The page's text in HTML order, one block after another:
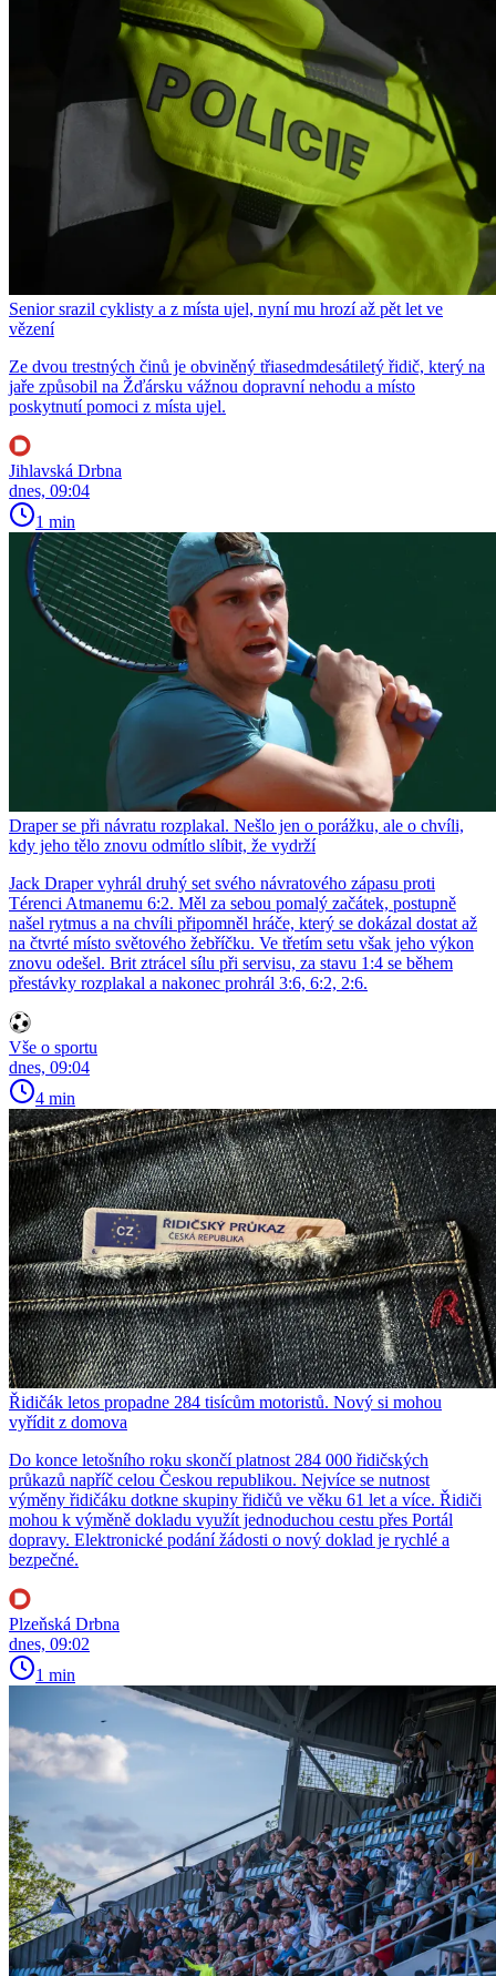
Senior srazil cyklisty a z místa ujel, nyní mu hrozí až pět let ve
vězení
Ze dvou trestných činů je obviněný třiasedmdesátiletý řidič, který na
jaře způsobil na Žďársku vážnou dopravní nehodu a místo
poskytnutí pomoci z místa ujel.
Jihlavská Drbna
dnes, 09:04
1 min
Draper se při návratu rozplakal. Nešlo jen o porážku, ale o chvíli,
kdy jeho tělo znovu odmítlo slíbit, že vydrží
Jack Draper vyhrál druhý set svého návratového zápasu proti
Térenci Atmanemu 6:2. Měl za sebou pomalý začátek, postupně
našel rytmus a na chvíli připomněl hráče, který se dokázal dostat až
na čtvrté místo světového žebříčku. Ve třetím setu však jeho výkon
znovu odešel. Brit ztrácel sílu při servisu, za stavu 1:4 se během
přestávky rozplakal a nakonec prohrál 3:6, 6:2, 2:6.
Vše o sportu
dnes, 09:04
4 min
Řidičák letos propadne 284 tisícům motoristů. Nový si mohou
vyřídit z domova
Do konce letošního roku skončí platnost 284 000 řidičských
průkazů napříč celou Českou republikou. Nejvíce se nutnost
výměny řidičáku dotkne skupiny řidičů ve věku 61 let a více. Řidiči
mohou k výměně dokladu využít jednoduchou cestu přes Portál
dopravy. Elektronické podání žádosti o nový doklad je rychlé a
bezpečné.
Plzeňská Drbna
dnes, 09:02
1 min